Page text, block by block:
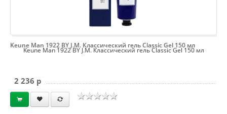
Keune Man 1922 BY J.M. Классический гель Classic Gel 150 мл
Keune Man 1922 BY J.M. Классический гель Classic Gel 150 мл
2 236 p